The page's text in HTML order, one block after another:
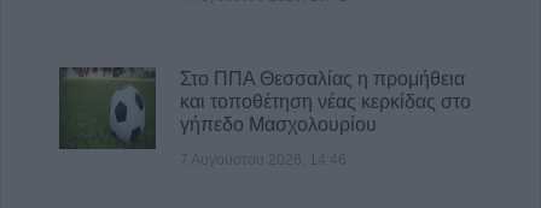
Τρίκαλα: Στα 1.352 μέτρα, δημιουργήθηκε
ένας μοναδικός χώρος αναψυχής στο
υψηλότερο χωριό της Θεσσαλίας, το Στεφάνι
8 Αυγούστου 2026, 10:34
Στο ΠΠΑ Θεσσαλίας η προμήθεια
και τοποθέτηση νέας κερκίδας στο
γήπεδο Μασχολουρίου
7 Αυγούστου 2026, 14:46